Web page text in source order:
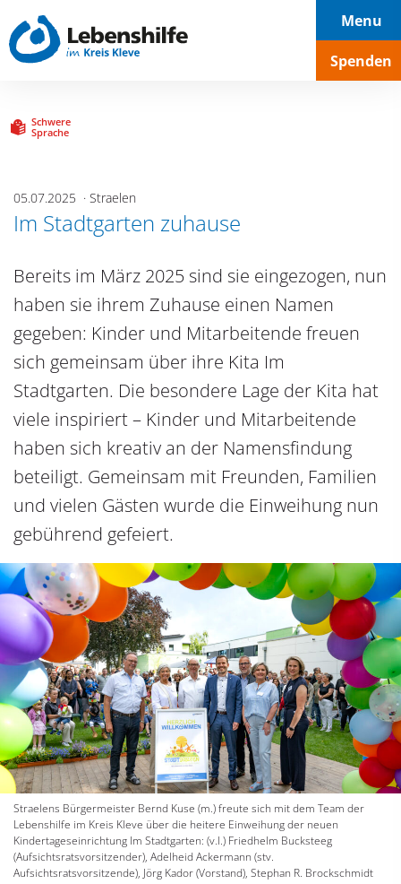
Hauptnavigation Menu
Spenden
Schwere
Sprache
05.07.2025 Straelen
Im Stadtgarten zuhause
Bereits im März 2025 sind sie eingezogen, nun
haben sie ihrem Zuhause einen Namen
gegeben: Kinder und Mitarbeitende freuen
sich gemeinsam über ihre Kita Im
Stadtgarten. Die besondere Lage der Kita hat
viele inspiriert – Kinder und Mitarbeitende
haben sich kreativ an der Namensfindung
beteiligt. Gemeinsam mit Freunden, Familien
und vielen Gästen wurde die Einweihung nun
gebührend gefeiert.
Straelens Bürgermeister Bernd Kuse (m.) freute sich mit dem Team der
Lebenshilfe im Kreis Kleve über die heitere Einweihung der neuen
Kindertageseinrichtung Im Stadtgarten: (v.l.) Friedhelm Bucksteeg
(Aufsichtsratsvorsitzender), Adelheid Ackermann (stv.
Aufsichtsratsvorsitzende), Jörg Kador (Vorstand), Stephan R. Brockschmidt